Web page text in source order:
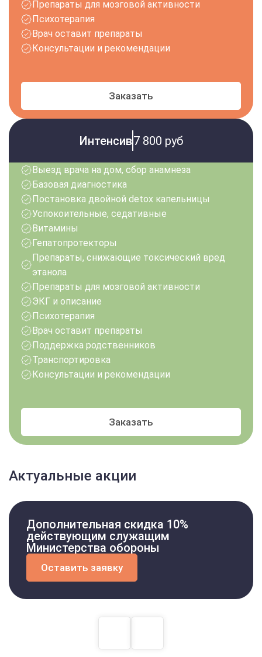
Препараты для мозговой активности
Психотерапия
Врач оставит препараты
Консультации и рекомендации
Заказать
Интенсив7 800 руб
Выезд врача на дом, сбор анамнеза
Базовая диагностика
Постановка двойной detox капельницы
Успокоительные, седативные
Витамины
Гепатопротекторы
Препараты, снижающие токсический вред
этанола
Препараты для мозговой активности
ЭКГ и описание
Психотерапия
Врач оставит препараты
Поддержка родственников
Транспортировка
Консультации и рекомендации
Заказать
Актуальные акции
Дополнительная скидка 10%
действующим служащим
Министерства обороны
Оставить заявку